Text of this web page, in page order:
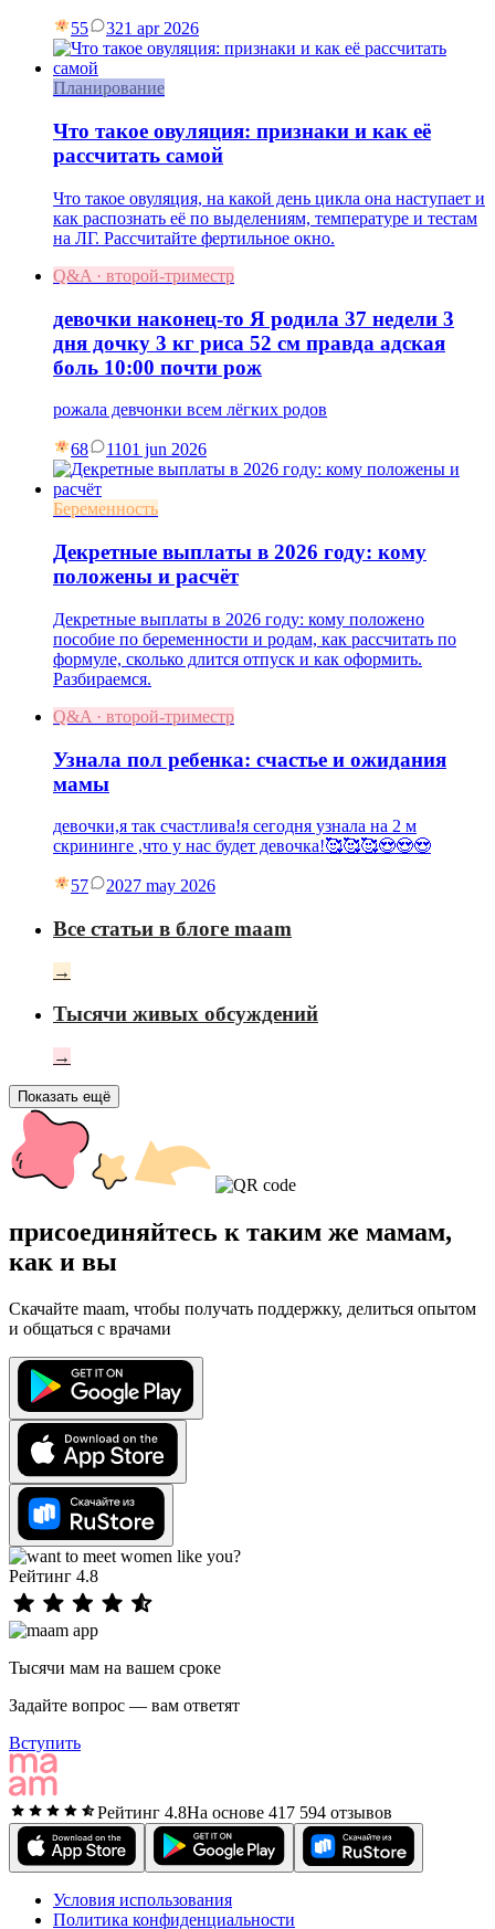
55 321 apr 2026
Планирование
Что такое овуляция: признаки и как её
рассчитать самой
Что такое овуляция, на какой день цикла она наступает и
как распознать её по выделениям, температуре и тестам
на ЛГ. Рассчитайте фертильное окно.
Q&A · второй-триместр
девочки наконец-то Я родила 37 недели 3
дня дочку 3 кг риса 52 см правда адская
боль 10:00 почти рож
рожала девчонки всем лёгких родов
68 1101 jun 2026
Беременность
Декретные выплаты в 2026 году: кому
положены и расчёт
Декретные выплаты в 2026 году: кому положено
пособие по беременности и родам, как рассчитать по
формуле, сколько длится отпуск и как оформить.
Разбираемся.
Q&A · второй-триместр
Узнала пол ребенка: счастье и ожидания
мамы
девочки,я так счастлива!я сегодня узнала на 2 м
скрининге ,что у нас будет девочка!🥰🥰🥰😍😍😍
57 2027 may 2026
Все статьи в блоге maam
→
Тысячи живых обсуждений
→
Показать ещё
присоединяйтесь к таким же мамам,
как и вы
Скачайте maam, чтобы получать поддержку, делиться опытом
и общаться с врачами
Рейтинг 4.8
Тысячи мам на вашем сроке
Задайте вопрос — вам ответят
Вступить
Рейтинг 4.8На основе 417 594 отзывов
Условия использования
Политика конфиденциальности